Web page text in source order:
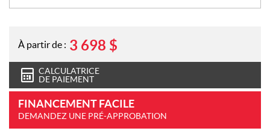
À partir de : 3 698 $
CALCULATRICE
DE PAIEMENT
FINANCEMENT FACILE
DEMANDEZ UNE PRÉ-APPROBATION